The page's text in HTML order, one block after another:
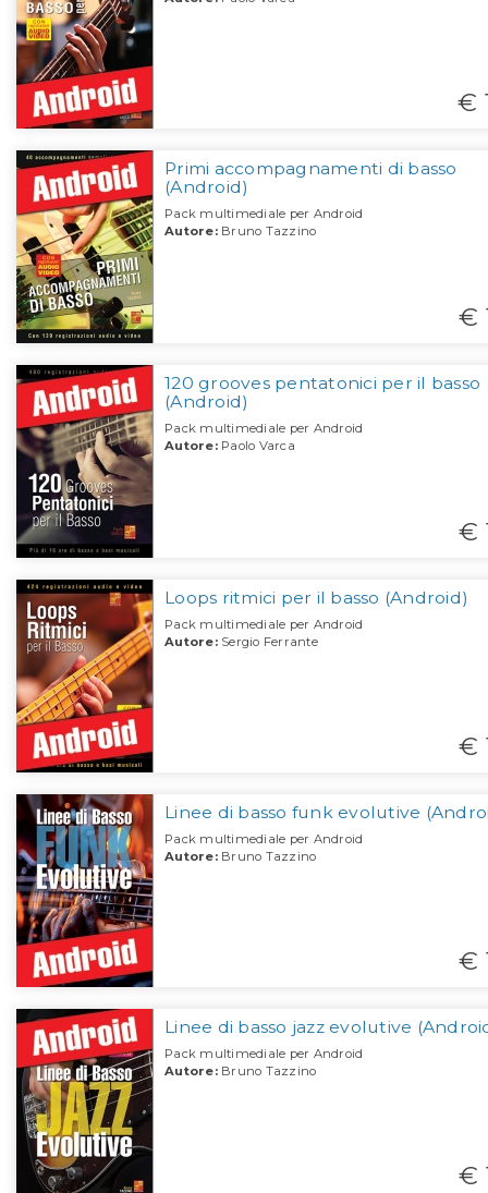
€
Primi accompagnamenti di basso
(Android)
Pack multimediale per Android
Autore:Bruno Tazzino
€
120 grooves pentatonici per il basso
(Android)
Pack multimediale per Android
Autore:Paolo Varca
€
Loops ritmici per il basso (Android)
Pack multimediale per Android
Autore:Sergio Ferrante
€
Linee di basso funk evolutive
Pack multimediale per Android
Autore:Bruno Tazzino
€
Linee di basso jazz evolutive
Pack multimediale per Android
Autore:Bruno Tazzino
€